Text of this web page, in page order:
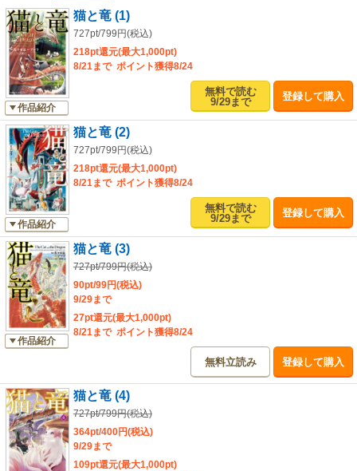
作品紹介
猫と竜 (1)
727pt/799円(税込)
218pt還元(最大1,000pt)
8/21まで ポイント獲得8/24
無料で読む
9/29まで
登録して購入
作品紹介
猫と竜 (2)
727pt/799円(税込)
218pt還元(最大1,000pt)
8/21まで ポイント獲得8/24
無料で読む
9/29まで
登録して購入
作品紹介
猫と竜 (3)
727pt/799円(税込)
90pt/99円(税込)
9/29まで
27pt還元(最大1,000pt)
8/21まで ポイント獲得8/24
無料立読み 登録して購入
猫と竜 (4)
727pt/799円(税込)
364pt/400円(税込)
9/29まで
109pt還元(最大1,000pt)